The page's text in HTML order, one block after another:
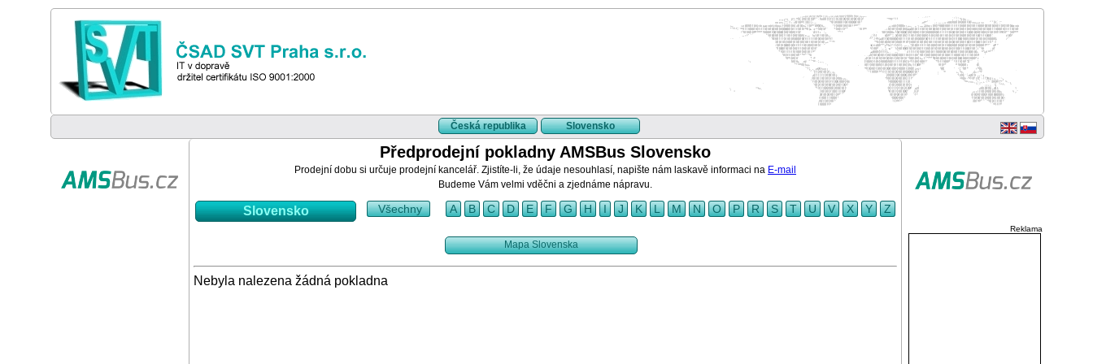
Česká republika Slovensko
Předprodejní pokladny AMSBus Slovensko
Prodejní dobu si určuje prodejní kancelář. Zjistíte-li, že údaje nesouhlasí, napište nám laskavě informaci na E-mail
Budeme Vám velmi vděčni a zjednáme nápravu.
Slovensko Všechny A B C D E F G H I J K L M N O P R S T U V X Y Z
Mapa Slovenska
Nebyla nalezena žádná pokladna
Reklama